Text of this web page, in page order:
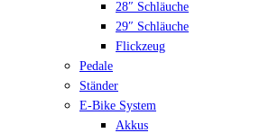
28″ Schläuche
29″ Schläuche
Flickzeug
Pedale
Ständer
E-Bike System
Akkus